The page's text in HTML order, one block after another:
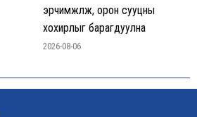
эрчимжүүлж, орон сууцны
хохирлыг барагдуулна
2026-08-06